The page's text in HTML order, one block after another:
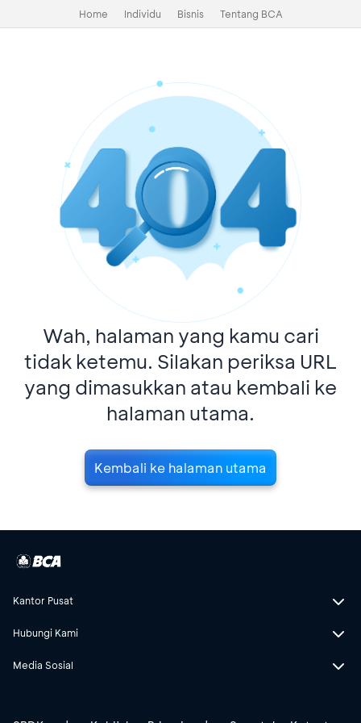
Home Individu Bisnis Tentang BCA
Wah, halaman yang kamu cari
tidak ketemu. Silakan periksa URL
yang dimasukkan atau kembali ke
halaman utama.
Kembali ke halaman utama
Kantor Pusat
Hubungi Kami
Media Sosial